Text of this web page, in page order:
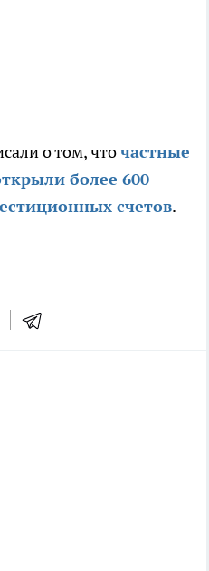
о том, чточастные
более 600
счетов.